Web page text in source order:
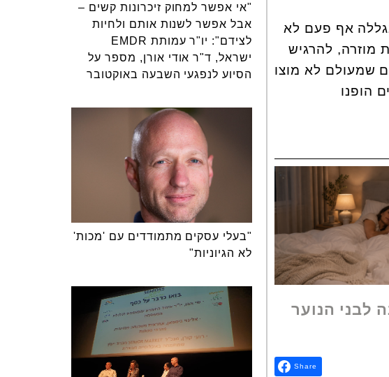
בגללה אף פעם לא
מוזרה, להרגיש
שמעולם לא מוצו
הופנו
לבני הנוער
Share
"אי אפשר למחוק זיכרונות קשים –
אבל אפשר לשנות אותם ולחיות
לצידם": יו"ר עמותת EMDR
ישראל, ד"ר אודי אורן, מספר על
הסיוע לנפגעי השבעה באוקטובר
"בעלי עסקים מתמודדים עם 'מכות'
לא הגיוניות"